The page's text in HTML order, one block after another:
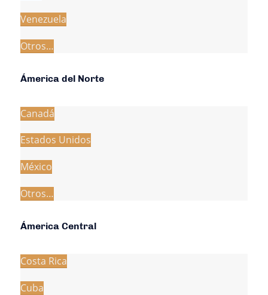
Venezuela
Otros…
Ámerica del Norte
Canadá
Estados Unidos
México
Otros…
Ámerica Central
Costa Rica
Cuba